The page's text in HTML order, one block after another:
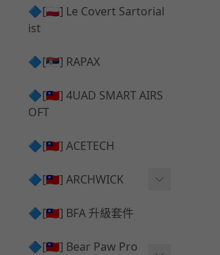
MDR-X 🔄 原廠 ⧸ 零件
TAC-41 🔄 原廠 ⧸ 零件
Lambda 05 AEG 精密內管
08 精密內管
Action Army AAP01 升級
套件
HOP膠皮 ⧸ 下壓塊
件
[夢神⧸Morpheus] 不鏽鋼
內管
套件
🔷[🇵🇱] Le Covert Sartorial
ist
🔷[🇷🇸] RAPAX
🔷[🇹🇼] 4UAD SMART AIRS
OFT
🔷[🇹🇼] ACETECH
🔷[🇹🇼] ARCHWICK
衝鋒套件 Convertion Kit
MWS 升級組件
🔷[🇹🇼] BFA 升級套件
🔷[🇹🇼] Bear Paw Pro